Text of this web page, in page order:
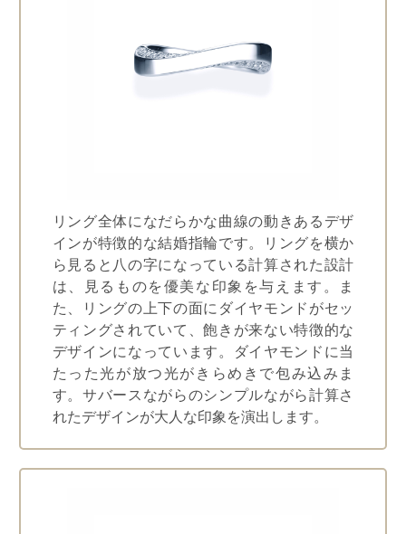
リング全体になだらかな曲線の動きあるデザ
インが特徴的な結婚指輪です。リングを横か
ら見ると八の字になっている計算された設計
は、見るものを優美な印象を与えます。ま
た、リングの上下の面にダイヤモンドがセッ
ティングされていて、飽きが来ない特徴的な
デザインになっています。ダイヤモンドに当
たった光が放つ光がきらめきで包み込みま
す。サバースながらのシンプルながら計算さ
れたデザインが大人な印象を演出します。